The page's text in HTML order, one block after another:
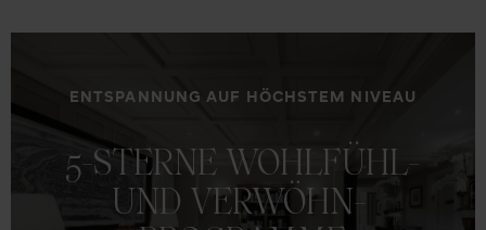
ENTSPANNUNG AUF HÖCHSTEM NIVEAU
5-STERNE WOHLFÜHL-
UND VERWÖHN-